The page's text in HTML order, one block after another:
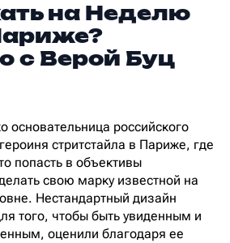
на Неделю
с Верой Буц
основательница российского
стритстайла в Париже, где
попасть в объективы
свою марку известной на
Нестандартный дизайн
того, чтобы быть увиденным и
оценили благодаря ее